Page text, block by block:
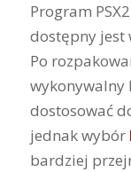
Program
dostępny jest
Po
wykonywalny
dostosować
jednak wybór
bardziej